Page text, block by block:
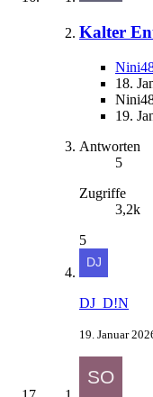
Kalter
18.
19.
Antworten
5
Zugriffe
3,2k
5
DJ_D!N
19. Januar